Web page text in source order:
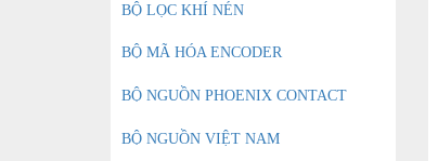
BỘ LỌC KHÍ NÉN
BỘ MÃ HÓA ENCODER
BỘ NGUỒN PHOENIX CONTACT
BỘ NGUỒN VIỆT NAM